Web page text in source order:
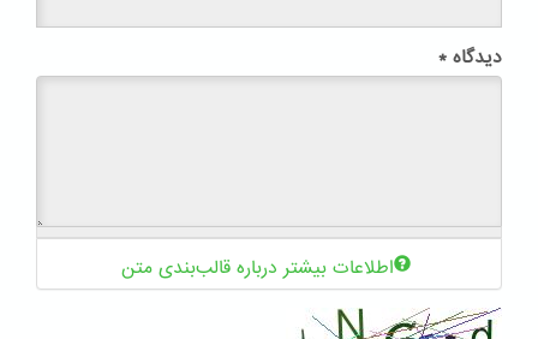
دیدگاه *
اطلاعات بیشتر درباره قالب‌بندی متن